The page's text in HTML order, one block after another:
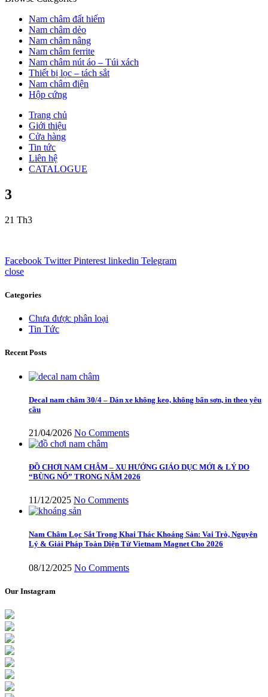
Nam châm đất hiếm
Nam châm dẻo
Nam châm nâng
Nam châm ferrite
Nam châm nút áo – Túi xách
Thiết bị lọc – tách sắt
Nam châm điện
Hộp cứng
Trang chủ
Giới thiệu
Cửa hàng
Tin tức
Liên hệ
CATALOGUE
3
21 Th3
Facebook Twitter Pinterest linkedin Telegram
close
Categories
Chưa được phân loại
Tin Tức
Recent Posts
Decal nam châm 30/4 – Dán xe không keo, không bẩn sơn, in theo yêu
cầu
21/04/2026 No Comments
ĐỒ CHƠI NAM CHÂM – XU HƯỚNG GIÁO DỤC MỚI & LÝ DO
“BÙNG NỔ” TRONG NĂM 2026
11/12/2025 No Comments
Nam Châm Lọc Sắt Trong Khai Thác Khoáng Sản: Vai Trò, Nguyên
Lý & Giải Pháp Toàn Diện Từ Vietnam Magnet Cho 2026
08/12/2025 No Comments
Our Instagram